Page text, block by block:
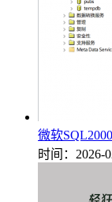
微软
时间：2026-